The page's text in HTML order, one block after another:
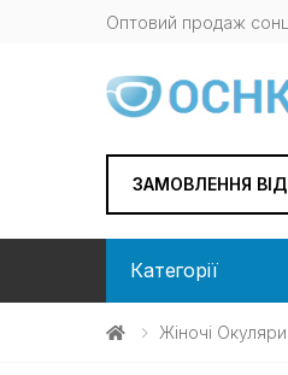
Оптовий продаж
ЗАМОВЛЕННЯ
Категорії
Жіночі Окуляри